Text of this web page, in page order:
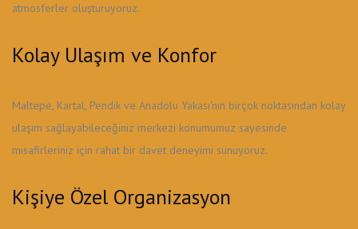
atmosferler oluşturuyoruz.
Kolay Ulaşım ve Konfor
Maltepe, Kartal, Pendik ve Anadolu Yakası'nın birçok noktasından kolay
ulaşım sağlayabileceğiniz merkezi konumumuz sayesinde
misafirleriniz için rahat bir davet deneyimi sunuyoruz.
Kişiye Özel Organizasyon